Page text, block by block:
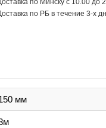
по Минску с 10.00 до
по РБ в течение 3-х
мм